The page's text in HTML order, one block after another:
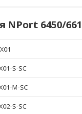
6650-32-48V6450/
S-SC
M-SC
S-SC